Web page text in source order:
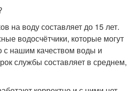
на воду составляет до 15 лет.
водосчётчики, которые могут
с нашим качеством воды и
службы составляет в среднем,